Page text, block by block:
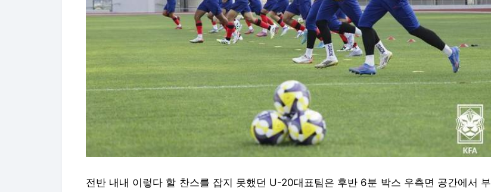
전반 내내 이렇다 할 찬스를 잡지 못했던 U-20대표팀은 후반 6분 박스 우측면 공간에서 부